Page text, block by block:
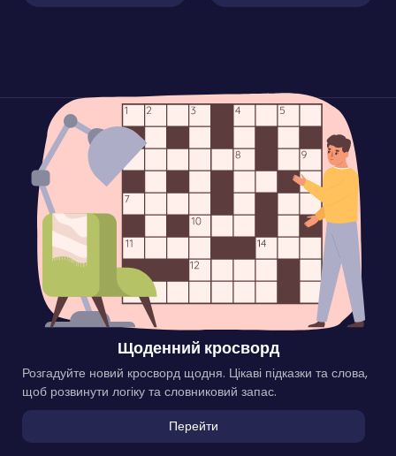
Щоденний кросворд
Розгадуйте новий кросворд щодня. Цікаві підказки та слова,
щоб розвинути логіку та словниковий запас.
Перейти